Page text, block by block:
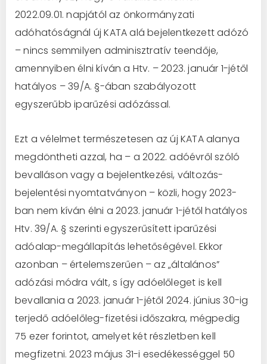
2022.09.01. napjától az önkormányzati
adóhatóságnál új KATA alá bejelentkezett adózó
– nincs semmilyen adminisztratív teendője,
amennyiben élni kíván a Htv. – 2023. január 1-jétől
hatályos – 39/A. §-ában szabályozott
egyszerűbb iparűzési adózással.
Ezt a vélelmet természetesen az új KATA alanya
megdöntheti azzal, ha – a 2022. adóévről szóló
bevalláson vagy a bejelentkezési, változás-
bejelentési nyomtatványon – közli, hogy 2023-
ban nem kíván élni a 2023. január 1-jétől hatályos
Htv. 39/A. § szerinti egyszerűsített iparűzési
adóalap-megállapítás lehetőségével. Ekkor
azonban – értelemszerűen – az „általános”
adózási módra vált, s így adóelőleget is kell
bevallania a 2023. január 1-jétől 2024. június 30-ig
terjedő adóelőleg-fizetési időszakra, mégpedig
75 ezer forintot, amelyet két részletben kell
megfizetni. 2023 május 31-i esedékességgel 50